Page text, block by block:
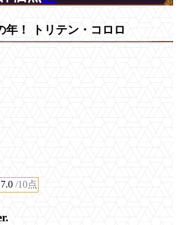
年！ トリテン・コロロ
7.0 /10点